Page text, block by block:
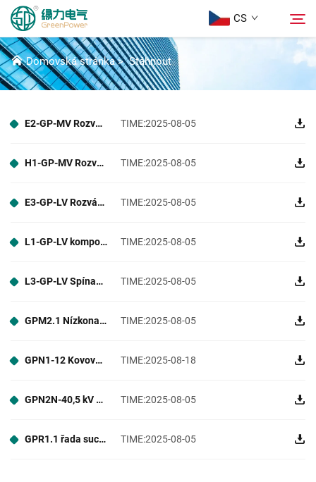
CS
Produkty
Aktuality
Informace o nás
STÁHNOUT
Domovská stránka>Stáhnout
E2-GP-MV Rozváděče a komponenty vn TIME:2025-08-05
H1-GP-MV Rozváděčové komponenty a příslušenství TIME:2025-08-05
E3-GP-LV Rozváděče a jističe TIME:2025-08-05
L1-GP-LV komponenty rozváděčů a příslušenství TIME:2025-08-05
L3-GP-LV Spínač Sivacon 8PT TIME:2025-08-05
GPM2.1 Nízkonapěťové vyvazovací rozváděče TIME:2025-08-05
GPN1-12 Kovově potažené uzavřené rozváděče TIME:2025-08-18
GPN2N-40,5 kV SF6-Free Green Dusíkově izolované kovově uzavřené rozváděče TIME:2025-08-05
GPR1.1 řada suchovzdušně izolovaných rozváděčových jednotek pro kroužkové sítě TIME:2025-08-05